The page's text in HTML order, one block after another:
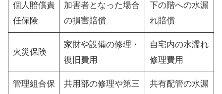
個人賠償責
任保険
加害者となった場合
の損害賠償
下の階への水漏
れ賠償
火災保険
家財や設備の修理・
復旧費用
自宅内の水濡れ
修理費用
管理組合保
共用部の修理や第三
共有配管の水漏